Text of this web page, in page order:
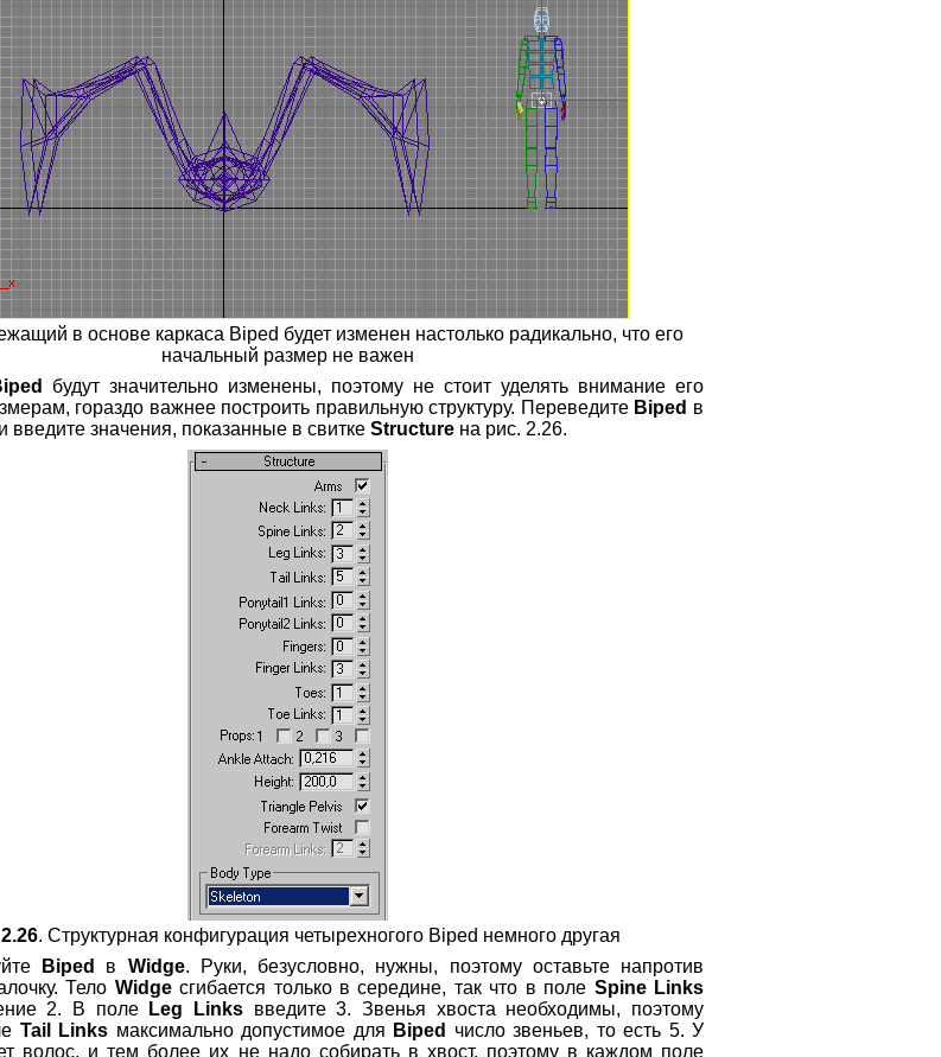
в основе каркаса Biped будет изменен настолько радикально, что его
начальный размер не важен
будут значительно изменены, поэтому не стоит уделять внимание его
гораздо важнее построить правильную структуру. Переведите Biped в
и введите значения, показанные в свитке Structure на рис. 2.26.
. Структурная конфигурация четырехногого Biped немного другая
Biped в Widge. Руки, безусловно, нужны, поэтому оставьте напротив
Тело Widgeсгибается только в середине, так что в поле Spine Links
2. В поле
Leg Links введите 3. Звенья хвоста необходимы, поэтому
Tail Links максимально допустимое для Biped
число звеньев, то есть 5. У
волос, и тем более их не надо собирать в хвост, поэтому в каждом поле